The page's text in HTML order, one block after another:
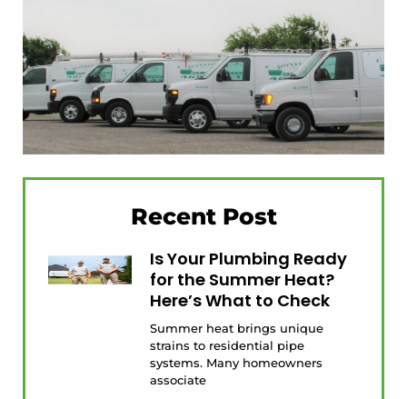
Recent Post
Is Your Plumbing Ready
for the Summer Heat?
Here’s What to Check
Summer heat brings unique
strains to residential pipe
systems. Many homeowners
associate